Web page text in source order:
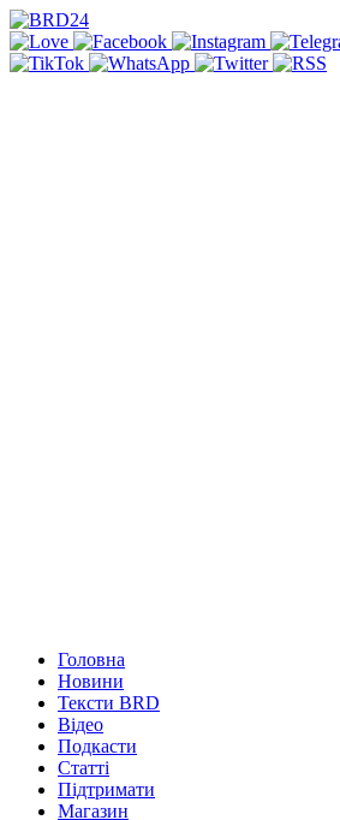
Головна
Новини
Тексти BRD
Відео
Подкасти
Статті
Підтримати
Магазин